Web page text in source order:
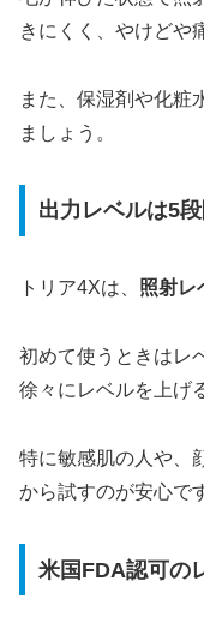
きにくく、やけどや
また、保湿剤や化粧
ましょう。
出力レベルは5
トリア4Xは、 照射レ
初めて使うときはレ
徐々にレベルを上げ
特に敏感肌の人や、
から試すのが安心で
米国FDA認可の